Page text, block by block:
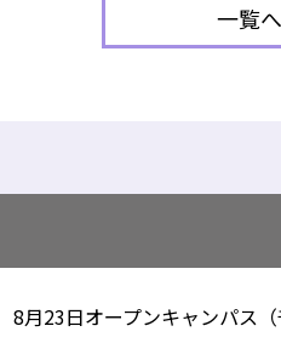
一覧
8月23日オープンキャンパス